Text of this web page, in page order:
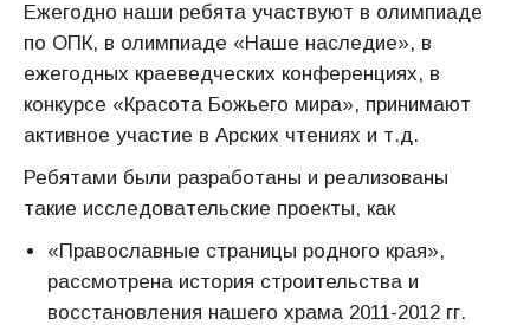
Ежегодно наши ребята участвуют в олимпиаде
по ОПК, в олимпиаде «Наше наследие», в
ежегодных краеведческих конференциях, в
конкурсе «Красота Божьего мира», принимают
активное участие в Арских чтениях и т.д.
Ребятами были разработаны и реализованы
такие исследовательские проекты, как
«Православные страницы родного края»,
рассмотрена история строительства и
восстановления нашего храма 2011-2012 гг.